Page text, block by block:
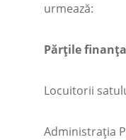
urmează:
Părțile
Locuitorii
Administrația